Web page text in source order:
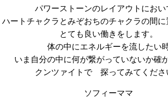
パワーストーンのレイアウトにおい
ハートチャクラとみぞおちのチャクラの間に
とても良い働きをします。
体の中にエネルギーを流したい
いま自分の中に何が繋がっていないか確
クンツァイトで 探ってみてくださ
ソフィーママ